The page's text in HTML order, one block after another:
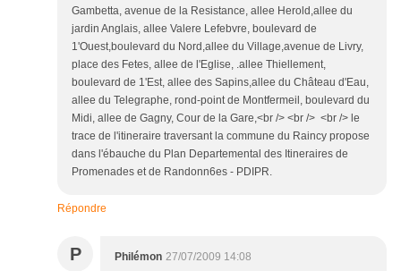
Gambetta, avenue de la Resistance, allee Herold,allee du
jardin Anglais, allee Valere Lefebvre, boulevard de
1'Ouest,boulevard du Nord,allee du Village,avenue de Livry,
place des Fetes, allee de l'Eglise, .allee Thiellement,
boulevard de 1'Est, allee des Sapins,allee du Château d'Eau,
allee du Telegraphe, rond-point de Montfermeil, boulevard du
Midi, allee de Gagny, Cour de la Gare,<br /> <br /> <br /> le
trace de l'itineraire traversant la commune du Raincy propose
dans l'ébauche du Plan Departemental des Itineraires de
Promenades et de Randonn6es - PDIPR.
Répondre
P Philémon 27/07/2009 14:08